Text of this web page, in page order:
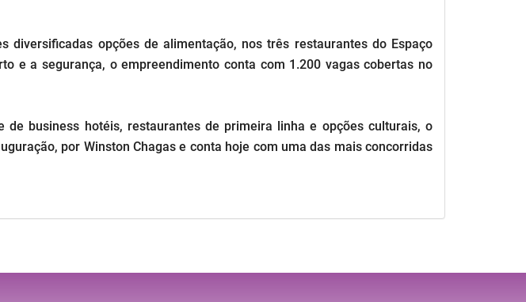
opções de alimentação, nos três restaurantes do Espaço
e a segurança, o empreendimento conta com 1.200 vagas cobertas no
business hotéis, restaurantes de primeira linha e opções culturais, o
por Winston Chagas e conta hoje com uma das mais concorridas